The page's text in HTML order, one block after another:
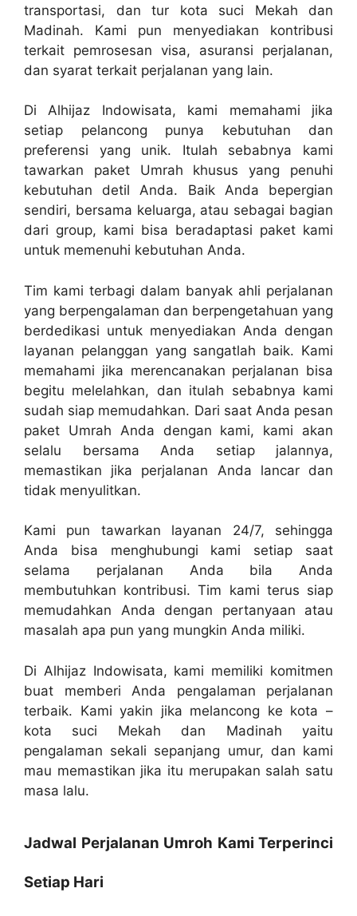
transportasi, dan tur kota suci Mekah dan
Madinah. Kami pun menyediakan kontribusi
terkait pemrosesan visa, asuransi perjalanan,
dan syarat terkait perjalanan yang lain.
Di Alhijaz Indowisata, kami memahami jika
setiap pelancong punya kebutuhan dan
preferensi yang unik. Itulah sebabnya kami
tawarkan paket Umrah khusus yang penuhi
kebutuhan detil Anda. Baik Anda bepergian
sendiri, bersama keluarga, atau sebagai bagian
dari group, kami bisa beradaptasi paket kami
untuk memenuhi kebutuhan Anda.
Tim kami terbagi dalam banyak ahli perjalanan
yang berpengalaman dan berpengetahuan yang
berdedikasi untuk menyediakan Anda dengan
layanan pelanggan yang sangatlah baik. Kami
memahami jika merencanakan perjalanan bisa
begitu melelahkan, dan itulah sebabnya kami
sudah siap memudahkan. Dari saat Anda pesan
paket Umrah Anda dengan kami, kami akan
selalu bersama Anda setiap jalannya,
memastikan jika perjalanan Anda lancar dan
tidak menyulitkan.
Kami pun tawarkan layanan 24/7, sehingga
Anda bisa menghubungi kami setiap saat
selama perjalanan Anda bila Anda
membutuhkan kontribusi. Tim kami terus siap
memudahkan Anda dengan pertanyaan atau
masalah apa pun yang mungkin Anda miliki.
Di Alhijaz Indowisata, kami memiliki komitmen
buat memberi Anda pengalaman perjalanan
terbaik. Kami yakin jika melancong ke kota –
kota suci Mekah dan Madinah yaitu
pengalaman sekali sepanjang umur, dan kami
mau memastikan jika itu merupakan salah satu
masa lalu.
Jadwal Perjalanan Umroh Kami Terperinci
Setiap Hari